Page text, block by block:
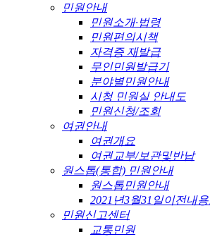
민원안내
민원소개·법령
민원편의시책
자격증 재발급
무인민원발급기
분야별민원안내
시청 민원실 안내도
민원신청/조회
여권안내
여권개요
여권교부/보관및반납
원스톱(통합) 민원안내
원스톱민원안내
2021년3월31일이전내
민원신고센터
교통민원